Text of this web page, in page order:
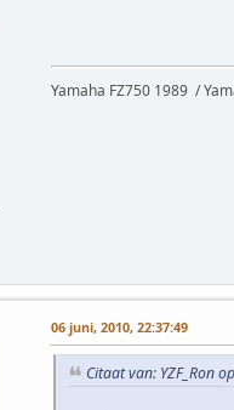
Yamaha FZ750 1989 /
06 juni, 2010, 22:37:49
Citaat van: YZF_Ron